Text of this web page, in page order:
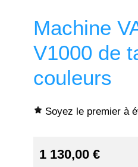
Machine
V1000 de
couleurs
Soyez le premier à
1 130,00 €